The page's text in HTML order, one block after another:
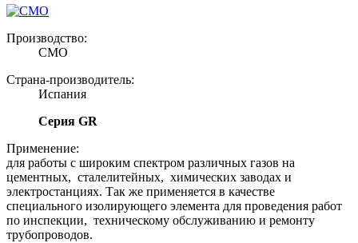
Производство:
CMO
Страна-производитель:
Испания
Серия GR
Применение:
для работы с широким спектром различных газов на
цементных, сталелитейных, химических заводах и
электростанциях. Так же применяется в качестве
специального изолирующего элемента для проведения работ
по инспекции, техническому обслуживанию и ремонту
трубопроводов.